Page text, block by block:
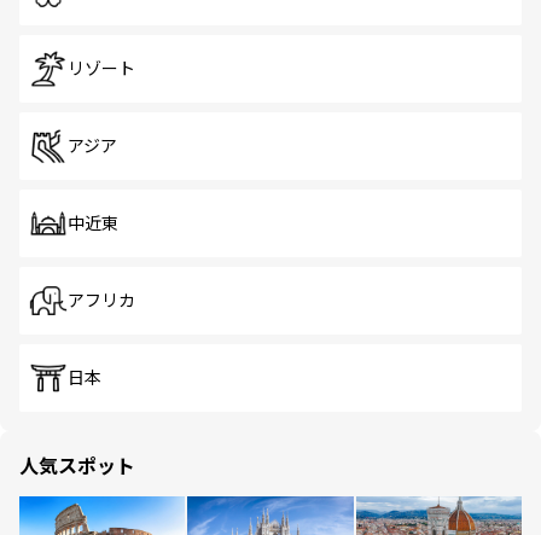
リゾート
アジア
中近東
アフリカ
日本
人気スポット